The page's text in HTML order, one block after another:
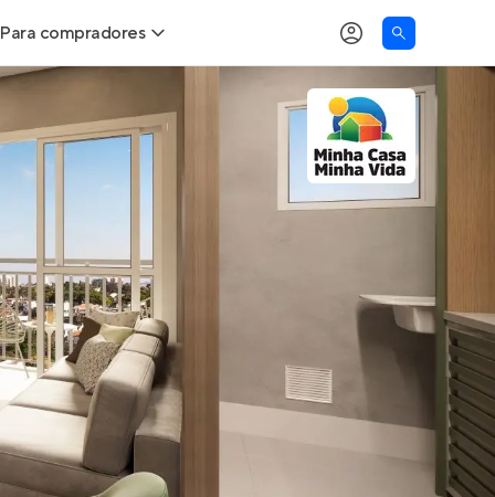
Para compradores
Buscar um imóvel novo
Calcule seu Poder de Compra
Correção do INCC
Simulador de Financiamento
Encontre um corretor